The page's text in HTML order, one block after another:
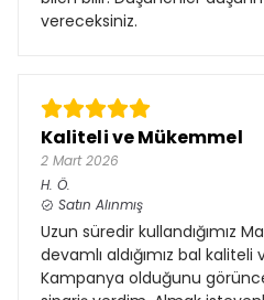
vereceksiniz.
Kaliteli ve Mükemmel
2 Mart 2026
H. Ö.
Satın Alınmış
Uzun süredir kullandığımız
devamlı aldığımız bal
Kampanya olduğunu